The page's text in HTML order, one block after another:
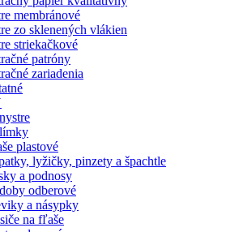
membránové
zo sklenených vlákien
striekačkové
patróny
zariadenia
plastové
lyžičky, pinzety a špachtle
a podnosy
odberové
a násypky
na fľaše